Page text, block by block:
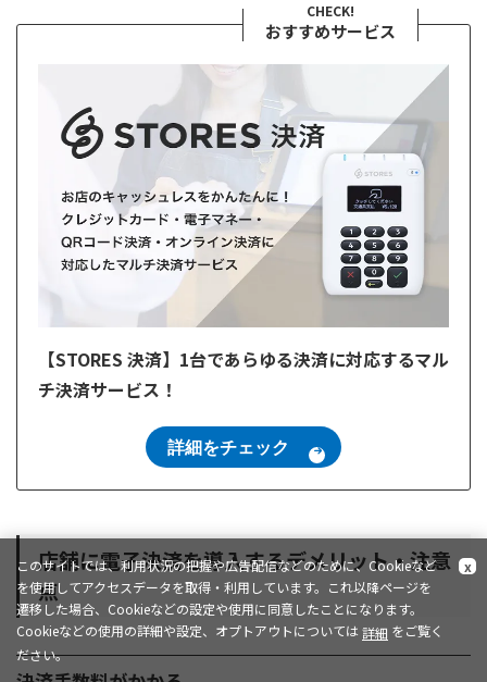
CHECK!
おすすめサービス
【STORES 決済】1台であらゆる決済に対応するマル
チ決済サービス！
詳細をチェック
店舗に電子決済を導入するデメリット・注意
点
このサイトでは、利用状況の把握や広告配信などのために、Cookieなど
を使用してアクセスデータを取得・利用しています。これ以降ページを
遷移した場合、Cookieなどの設定や使用に同意したことになります。
Cookieなどの使用の詳細や設定、オプトアウトについては 詳細
x
をご覧く
ださい。